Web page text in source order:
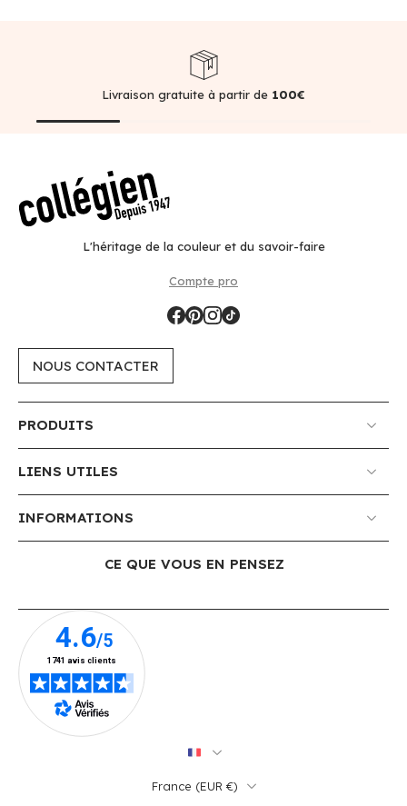
Livraison gratuite à partir de 100€
L'héritage de la couleur et du savoir-faire
Compte pro
NOUS CONTACTER
PRODUITS
LIENS UTILES
INFORMATIONS
CE QUE VOUS EN PENSEZ
France ‎(EUR €)‎